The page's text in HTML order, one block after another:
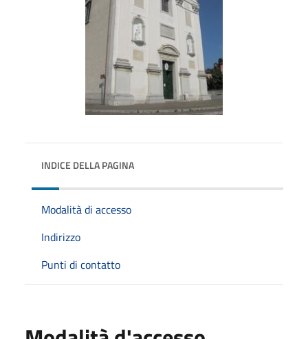
INDICE DELLA PAGINA
Modalità di accesso
Indirizzo
Punti di contatto